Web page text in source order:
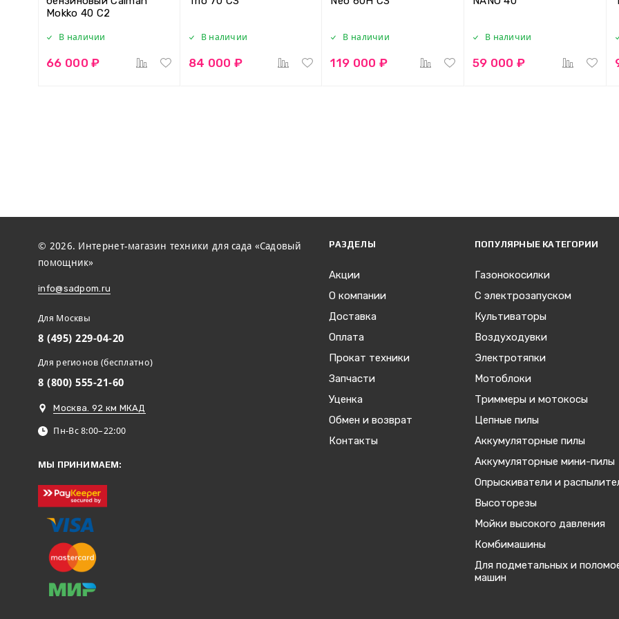
Mokko 40 C2
В наличии
66 000 ₽
В наличии
84 000 ₽
В наличии
119 000 ₽
В наличии
59 000 ₽
© 2026. Интернет-магазин техники для сада «Садовый
помощник»
info@sadpom.ru
Для Москвы
8 (495) 229-04-20
Для регионов (бесплатно)
8 (800) 555-21-60
Москва. 92 км МКАД
Пн-Вс 8:00–22:00
МЫ ПРИНИМАЕМ:
РАЗДЕЛЫ
Акции
О компании
Доставка
Оплата
Прокат техники
Запчасти
Уценка
Обмен и возврат
Контакты
ПОПУЛЯРНЫЕ КАТЕГОРИИ
Газонокосилки
С электрозапуском
Культиваторы
Воздуходувки
Электротяпки
Мотоблоки
Триммеры и мотокосы
Цепные пилы
Аккумуляторные пилы
Аккумуляторные мини-пилы
Опрыскиватели и
Высоторезы
Мойки высокого давления
Комбимашины
Для подметальных и
машин